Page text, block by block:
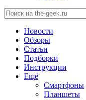
Новости
Обзоры
Статьи
Подборки
Инструкции
Ещё
Смартфоны
Планшеты